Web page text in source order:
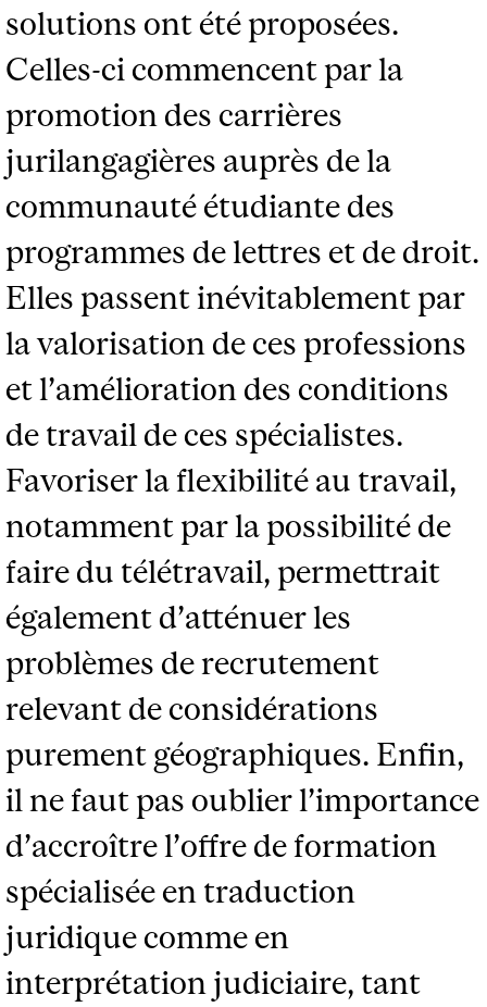
solutions ont été proposées.
Celles-ci commencent par la
promotion des carrières
jurilangagières auprès de la
communauté étudiante des
programmes de lettres et de droit.
Elles passent inévitablement par
la valorisation de ces professions
et l’amélioration des conditions
de travail de ces spécialistes.
Favoriser la flexibilité au travail,
notamment par la possibilité de
faire du télétravail, permettrait
également d’atténuer les
problèmes de recrutement
relevant de considérations
purement géographiques. Enfin,
il ne faut pas oublier l’importance
d’accroître l’offre de formation
spécialisée en traduction
juridique comme en
interprétation judiciaire, tant